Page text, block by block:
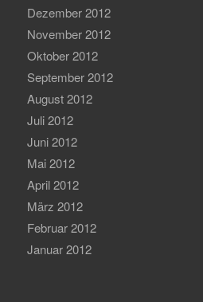
Dezember 2012
November 2012
Oktober 2012
September 2012
August 2012
Juli 2012
Juni 2012
Mai 2012
April 2012
März 2012
Februar 2012
Januar 2012